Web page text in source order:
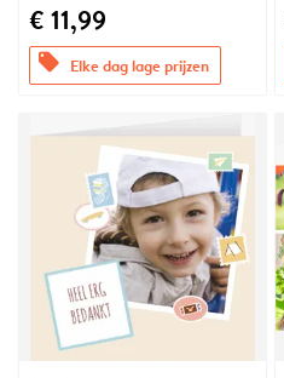
€ 11,99
offers Elke dag lage prijzen